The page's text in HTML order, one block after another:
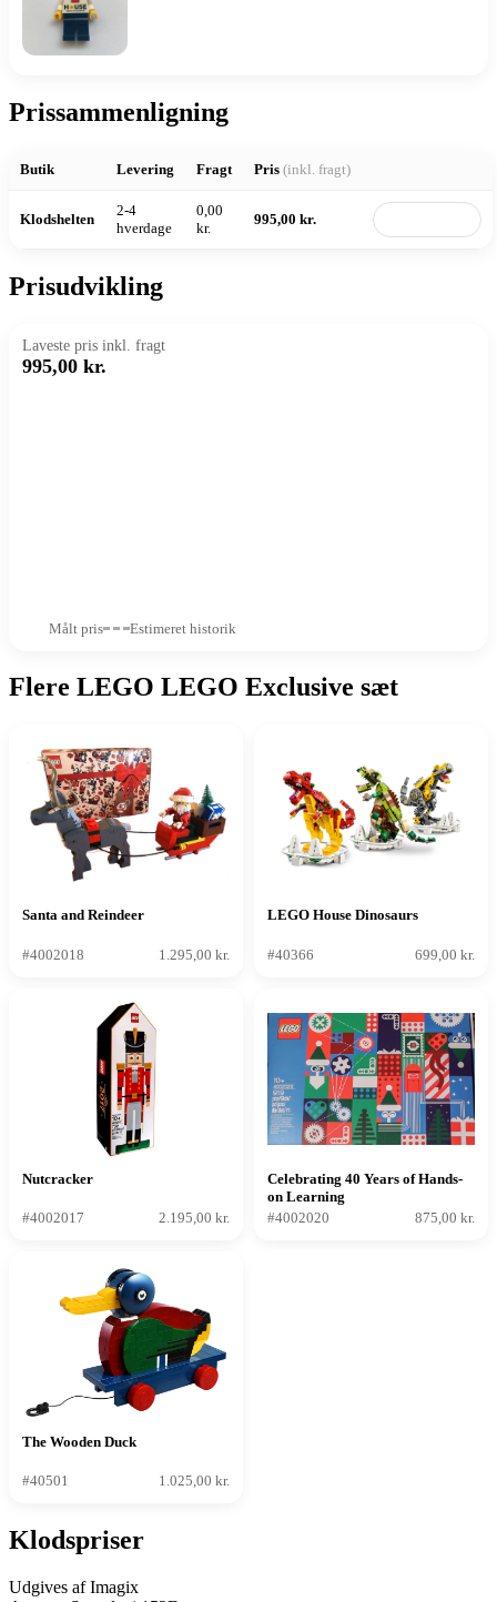
Prissammenligning
Butik Levering Fragt Pris (inkl. fragt)
Klodshelten
2-4
hverdage
0,00
kr.
995,00 kr.
Prisudvikling
Laveste pris inkl. fragt
995,00 kr.
Målt pris Estimeret historik
Flere LEGO LEGO Exclusive sæt
Santa and Reindeer
#4002018 1.295,00 kr.
LEGO House Dinosaurs
#40366 699,00 kr.
Nutcracker
#4002017 2.195,00 kr.
Celebrating 40 Years of Hands-
on Learning
#4002020
875,00 kr.
The Wooden Duck
#40501 1.025,00 kr.
Klodspriser
Udgives af Imagix